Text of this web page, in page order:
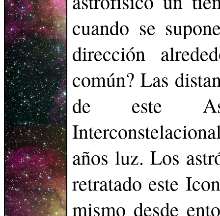
cuando se
dirección
común? Las
de este
años luz. Los
retratado este
mismo desde